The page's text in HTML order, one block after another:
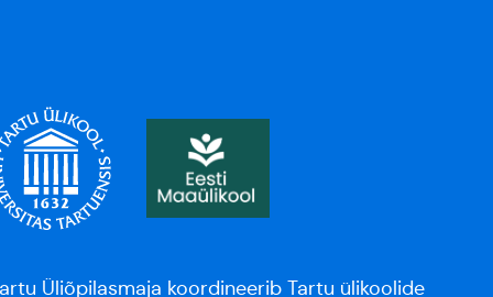
Üliõpilasmaja koordineerib Tartu ülikoolide